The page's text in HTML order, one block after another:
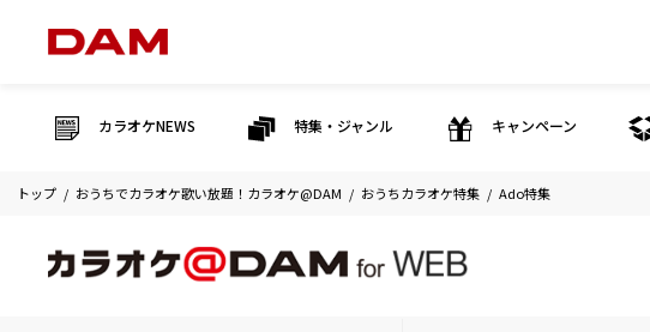
カラオケNEWS 特集・ジャンル キャンペーン
トップ おうちでカラオケ歌い放題！カラオケ@DAM おうちカラオケ特集 Ado特集